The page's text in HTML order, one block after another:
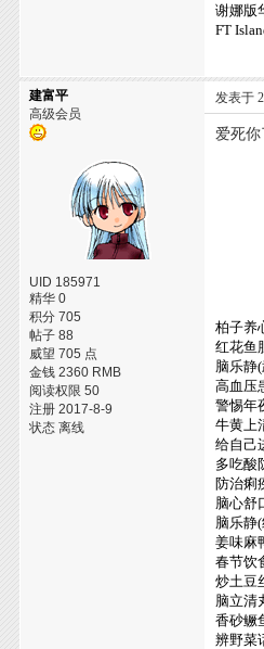
谢娜版
FT
建富平
高级会员
UID 185971
精华 0
积分 705
帖子 88
威望 705 点
金钱 2360 RMB
阅读权限 50
注册 2017-8-9
状态 离线
发表于
爱死
柏子养
红花鱼
脑乐静
高血压
警惕年
牛黄上
给自己
多吃酸
防治痢
脑心舒
脑乐静
姜味麻
春节饮
炒土豆
脑立清
香砂鳜
辨野菜